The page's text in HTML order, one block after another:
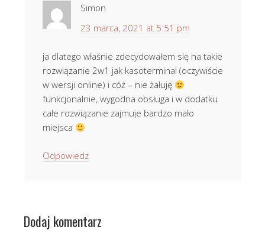
Simon
23 marca, 2021 at 5:51 pm
ja dlatego właśnie zdecydowałem się na takie
rozwiązanie 2w1 jak kasoterminal (oczywiście
w wersji online) i cóż – nie żałuję
funkcjonalnie, wygodna obsługa i w dodatku
całe rozwiązanie zajmuje bardzo mało
miejsca
Odpowiedz
Dodaj komentarz